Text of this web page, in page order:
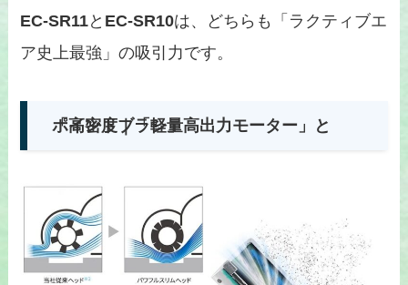
EC-SR11と EC-SR10は、どちらも「ラクティブエ
ア史上最強」の吸引力です。
ポイント｜「軽量高出力モーター」と「高密度ブラシ」